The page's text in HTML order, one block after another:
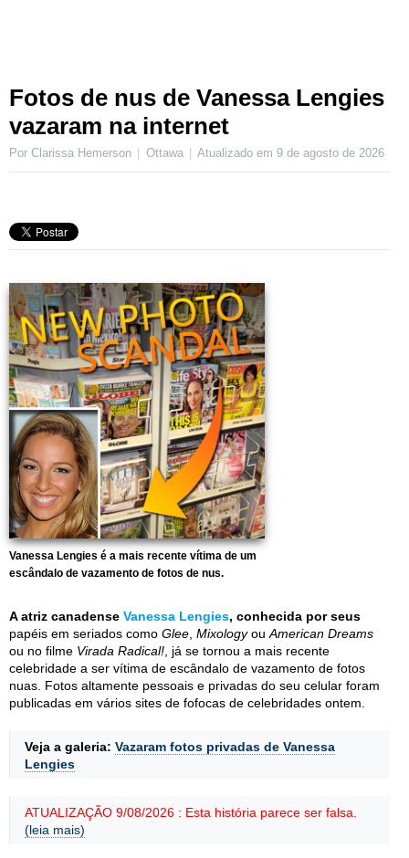
Fotos de nus de Vanessa Lengies
vazaram na internet
Por Clarissa Hemerson Ottawa Atualizado em9 de agosto de 2026
Vanessa Lengies é a mais recente vítima de um
escândalo de vazamento de fotos de nus.
A atriz canadense Vanessa Lengies, conhecida por seus
papéis em seriados como Glee Mixologyou American Dreams
ou no filme Virada Radical! , já se tornou a mais recente
celebridade a ser vítima de escândalo de vazamento de fotos
nuas. Fotos altamente pessoais e privadas do seu celular foram
publicadas em vários sites de fofocas de celebridades ontem.
Veja a galeria: Vazaram fotos privadas de Vanessa
Lengies
ATUALIZAÇÃO 9/08/2026 : Esta história parece ser falsa.
(leia mais)